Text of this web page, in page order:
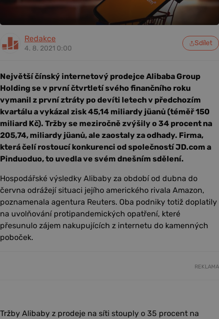
Redakce
4. 8. 2021 0:00
Sdílet
Největší čínský internetový prodejce Alibaba Group
Holding se v první čtvrtletí svého finančního roku
vymanil z první ztráty po devíti letech v předchozím
kvartálu a vykázal zisk 45,14 miliardy jüanů (téměř 150
miliard Kč). Tržby se meziročně zvýšily o 34 procent na
205,74, miliardy jüanů, ale zaostaly za odhady. Firma,
která čelí rostoucí konkurenci od společností JD.com a
Pinduoduo, to uvedla ve svém dnešním sdělení.
Hospodářské výsledky Alibaby za období od dubna do
června odrážejí situaci jejího amerického rivala Amazon,
poznamenala agentura Reuters. Oba podniky totiž doplatily
na uvolňování protipandemických opatření, které
přesunulo zájem nakupujících z internetu do kamenných
poboček.
REKLAMA
Tržby Alibaby z prodeje na síti stouply o 35 procent na